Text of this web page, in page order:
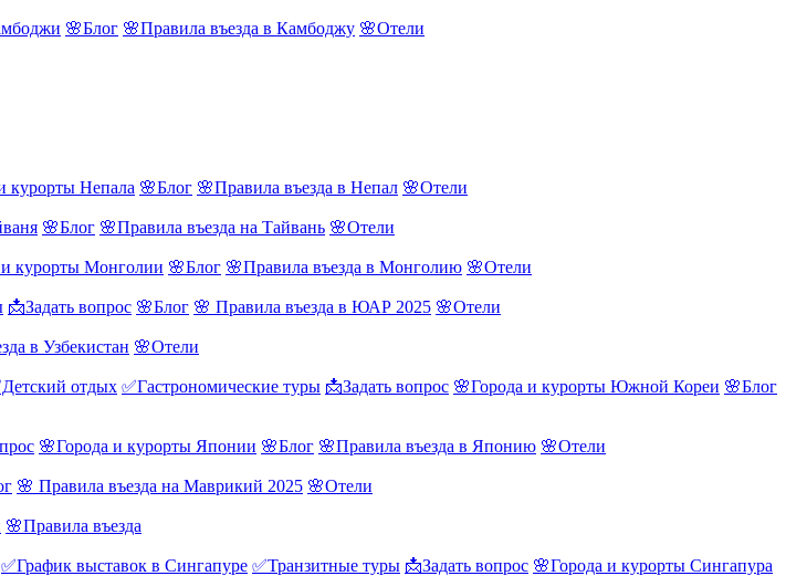
🌸Блог 🌸Правила въезда в Камбоджу 🌸Отели
курорты Непала 🌸Блог 🌸Правила въезда в Непал 🌸Отели
🌸Блог 🌸Правила въезда на Тайвань 🌸Отели
и курорты Монголии 🌸Блог 🌸Правила въезда в Монголию 🌸Отели
📩Задать вопрос 🌸Блог 🌸 Правила въезда в ЮАР 2025 🌸Отели
в Узбекистан 🌸Отели
отдых ✅Гастрономические туры 📩Задать вопрос 🌸Города и курорты Южной Кореи 🌸Блог
🌸Города и курорты Японии 🌸Блог 🌸Правила въезда в Японию 🌸Отели
🌸 Правила въезда на Маврикий 2025 🌸Отели
🌸Правила въезда
✅График выставок в Сингапуре ✅Транзитные туры 📩Задать вопрос 🌸Города и курорты Сингапура